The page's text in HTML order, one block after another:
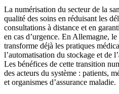
La numérisation du secteur de la
qualité des soins en réduisant les
consultations à distance et en
en cas d’urgence. En Allemagne,
transforme déjà les pratiques
l’automatisation du stockage et de
Les bénéfices de cette transition
des acteurs du système : patients,
et organismes d’assurance maladie.